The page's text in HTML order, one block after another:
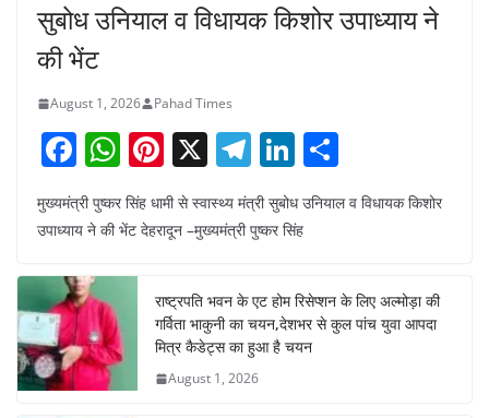
सुबोध उनियाल व विधायक किशोर उपाध्याय ने
की भेंट
August 1, 2026 Pahad Times
F
a
c
b
o
o
k
W
h
at
A
p
p
Pi
nt
er
e
st
X T
el
e
gr
a
m
Li
n
k
dI
n
ar
मुख्यमंत्री पुष्कर सिंह धामी से स्वास्थ्य मंत्री सुबोध उनियाल व विधायक किशोर
उपाध्याय ने की भेंट देहरादून –मुख्यमंत्री पुष्कर सिंह
राष्ट्रपति भवन के एट होम रिसेप्शन के लिए अल्मोड़ा की
गर्विता भाकुनी का चयन,देशभर से कुल पांच युवा आपदा
मित्र कैडेट्स का हुआ है चयन
August 1, 2026